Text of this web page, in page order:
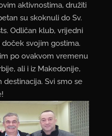
aktivnostima, družiti
su skoknuli do Sv.
Odličan klub, vrijedni
svojim gostima.
po ovakvom vremenu
ali i iz Makedonije,
Svi smo se